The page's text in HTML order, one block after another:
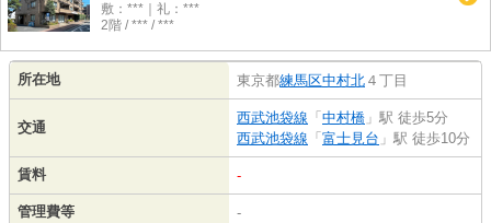
敷：***｜礼：***
2階 / *** / ***
所在地 東京都練馬区中村北 ４丁目
交通
西武池袋線 「 中村橋 」駅 徒歩5分
西武池袋線 「 富士見台 」駅 徒歩10分
賃料 -
管理費等 -